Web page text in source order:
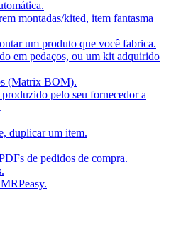
montadas/kited, item fantasma
um produto que você fabrica.
em pedaços, ou um kit adquirido
(Matrix BOM).
pelo seu fornecedor a
duplicar um item.
de pedidos de compra.